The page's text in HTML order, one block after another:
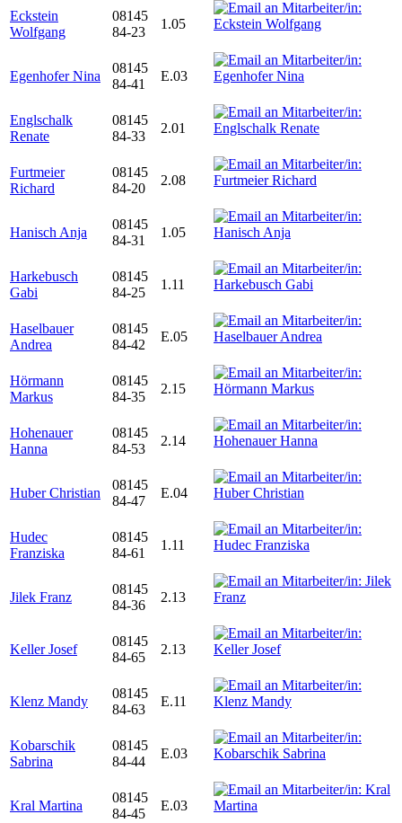
Eckstein
Wolfgang
08145
84-23
1.05
Egenhofer Nina
08145
84-41
E.03
Englschalk
Renate
08145
84-33
2.01
Furtmeier
Richard
08145
84-20
2.08
Hanisch Anja
08145
84-31
1.05
Harkebusch
Gabi
08145
84-25
1.11
Haselbauer
Andrea
08145
84-42
E.05
Hörmann
Markus
08145
84-35
2.15
Hohenauer
Hanna
08145
84-53
2.14
Huber Christian
08145
84-47
E.04
Hudec
Franziska
08145
84-61
1.11
Jilek Franz
08145
84-36
2.13
Keller Josef
08145
84-65
2.13
Klenz Mandy
08145
84-63
E.11
Kobarschik
Sabrina
08145
84-44
E.03
Kral Martina
08145
84-45
E.03